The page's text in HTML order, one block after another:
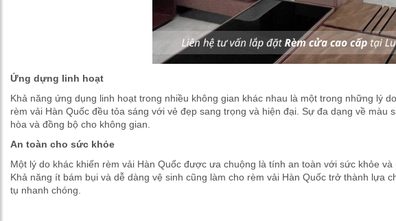
Ứng dựng linh hoạt
Khả năng ứng dụng linh hoạt trong nhiều không gian khác nhau là một trong những lý
rèm vải Hàn Quốc đều tỏa sáng với vẻ đẹp sang trọng và hiện đại. Sự đa dạng về
hòa và đồng bộ cho không gian.
An toàn cho sức khỏe
Một lý do khác khiến rèm vải Hàn Quốc được ưa chuộng là tính an toàn với sức khỏe
Khả năng ít bám bụi và dễ dàng vệ sinh cũng làm cho rèm vải Hàn Quốc trở thành
tụ nhanh chóng.